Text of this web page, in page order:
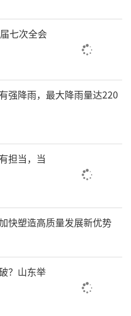
更能让输入落地为输
境界。只读不思，读
写，学识终究难以内
步时，需要批判吸
自然会成高效调查研
根基，更筑牢调查研
现输出价值，而输
，也是读书式调查研
，本质上就是输入与
书式调查研究与实践
输出赋能，输出为输
注入深度。坚持在写
查研究的重要形式，
支撑输出，既能让读
七次全会
强降雨，最大降雨量达220
担当，当
塑造高质量发展新优势
？山东举